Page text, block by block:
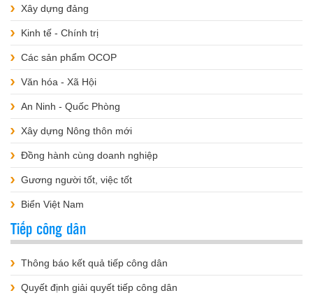
Xây dựng đảng
Kinh tế - Chính trị
Các sản phẩm OCOP
Văn hóa - Xã Hội
An Ninh - Quốc Phòng
Xây dựng Nông thôn mới
Đồng hành cùng doanh nghiệp
Gương người tốt, việc tốt
Biển Việt Nam
Tiếp công dân
Thông báo kết quả tiếp công dân
Quyết định giải quyết tiếp công dân